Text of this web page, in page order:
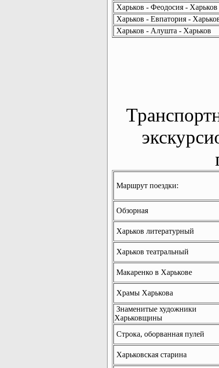
Харьков - Феодосия - Харьков
Харьков - Евпатория -
Харьков - Алушта - Харьков
Маршрут поездки:
Обзорная
Харьков литературный
Харьков театральный
Макаренко в Харькове
Храмы Харькова
Знаменитые художники
Харьковщины
Строка, оборванная пулей
Харьковская старина